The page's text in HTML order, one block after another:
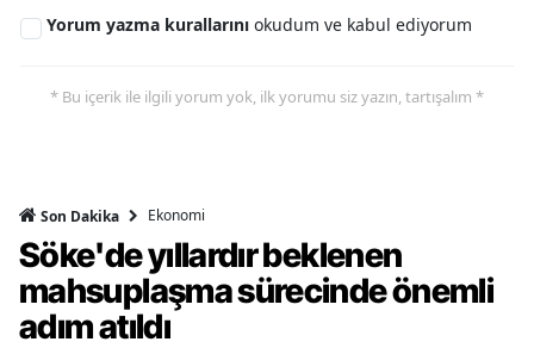
Yorum yazma kurallarını okudum ve kabul ediyorum
* Bu içerik ile ilgili yorum yok, ilk yorumu siz yazın, tartışalım *
Son Dakika Ekonomi
Söke'de yıllardır beklenen
mahsuplaşma sürecinde önemli
adım atıldı